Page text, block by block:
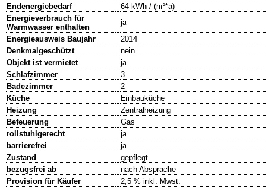
Endenergiebedarf
64 kWh / (m²*a)
Energieverbrauch für
Warmwasser enthalten
ja
Energieausweis Baujahr
2014
Denkmalgeschützt
nein
Objekt ist vermietet
ja
Schlafzimmer
3
Badezimmer
2
Küche
Einbauküche
Heizung
Zentralheizung
Befeuerung
Gas
rollstuhlgerecht
ja
barrierefrei
ja
Zustand
gepflegt
bezugsfrei ab
nach Absprache
Provision für Käufer
2,5 % inkl. Mwst.